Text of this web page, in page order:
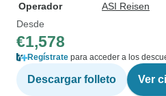
Operador
ASI Reisen
Desde
€1,578
Regístrate para acceder a los
Descargar folleto Ver